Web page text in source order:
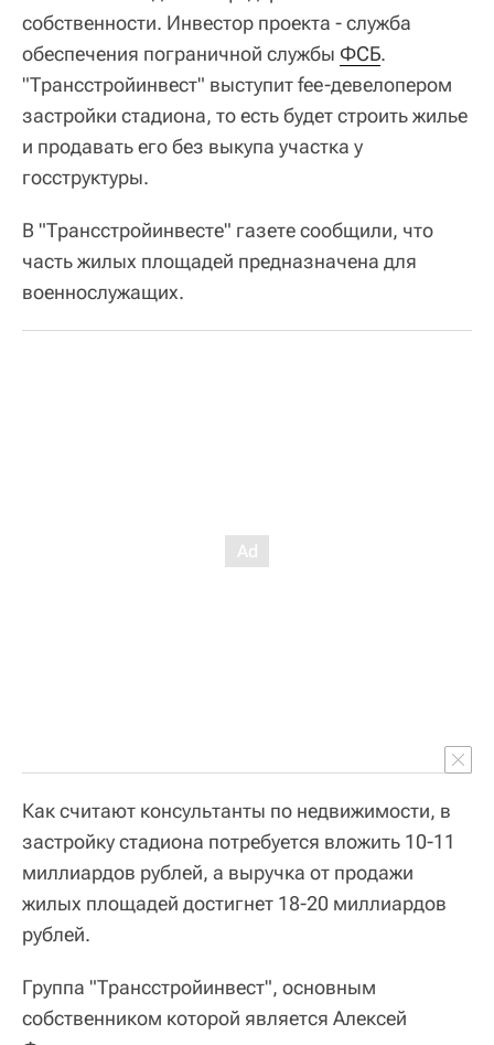
собственности. Инвестор проекта - служба
обеспечения пограничной службы ФСБ.
"Трансстройинвест" выступит fee-девелопером
застройки стадиона, то есть будет строить жилье
и продавать его без выкупа участка у
госструктуры.
В "Трансстройинвесте" газете сообщили, что
часть жилых площадей предназначена для
военнослужащих.
Как считают консультанты по недвижимости, в
застройку стадиона потребуется вложить 10-11
миллиардов рублей, а выручка от продажи
жилых площадей достигнет 18-20 миллиардов
рублей.
Группа "Трансстройинвест", основным
собственником которой является Алексей